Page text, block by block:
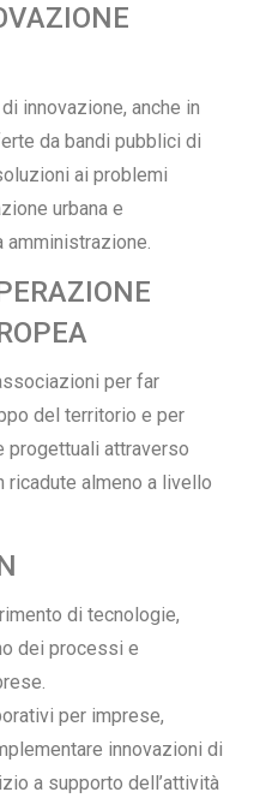
innovazione, anche in
da bandi pubblici di
ai problemi
urbana e
amministrazione.
per far
del territorio e per
progettuali attraverso
ricadute almeno a livello
di tecnologie,
dei processi e
per imprese,
innovazioni di
a supporto dell’attività